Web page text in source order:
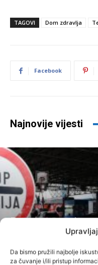
Da bismo pružili najbolje
za čuvanje i/ili pristup
TAGOVI Dom zdravlja
Facebook
Najnovije vijesti
Bosanac
granici, samo
Njemačku bez